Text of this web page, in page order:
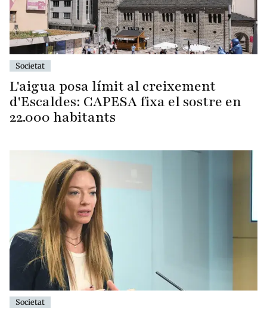
Societat
L'aigua posa límit al creixement
d'Escaldes: CAPESA fixa el sostre en
22.000 habitants
Societat